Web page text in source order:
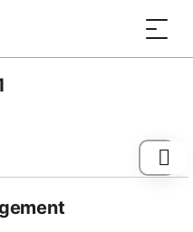
ferry-boat "Chastè"